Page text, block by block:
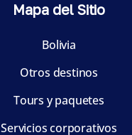
Mapa del Sitio
Bolivia
Otros destinos
Tours y paquetes
Servicios corporativos